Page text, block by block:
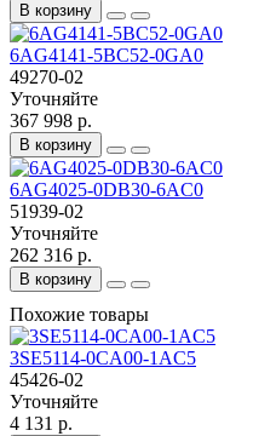
В корзину
6AG4141-5BC52-0GA0
49270-02
Уточняйте
367 998 р.
В корзину
6AG4025-0DB30-6AC0
51939-02
Уточняйте
262 316 р.
В корзину
Похожие товары
3SE5114-0CA00-1AC5
45426-02
Уточняйте
4 131 р.